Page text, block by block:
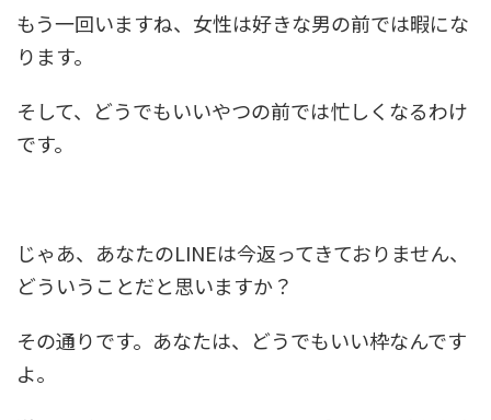
もう一回いますね、女性は好きな男の前では暇にな
ります。
そして、どうでもいいやつの前では忙しくなるわけ
です。
じゃあ、あなたのLINEは今返ってきておりません、
どういうことだと思いますか？
その通りです。あなたは、どうでもいい枠なんです
よ。